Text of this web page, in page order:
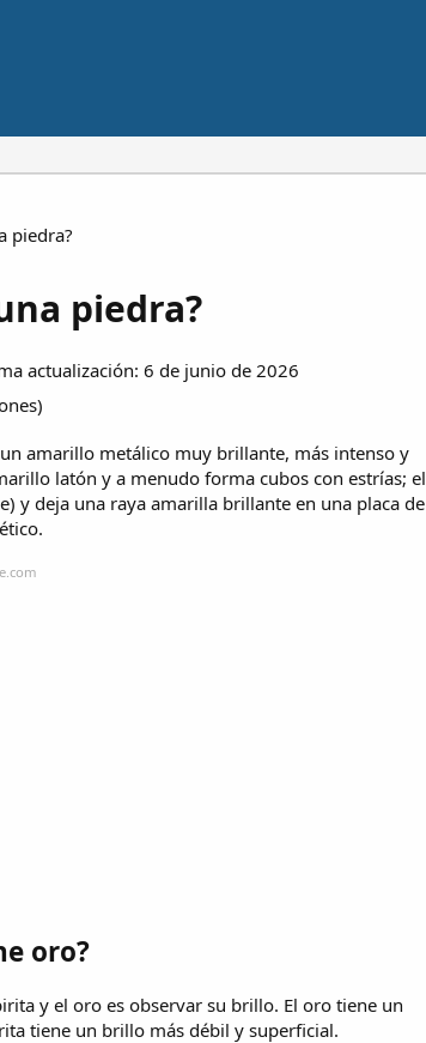
piedra?
piedra?
actualización: 6 de junio de 2026
)
amarillo metálico muy brillante, más intenso y
latón y a menudo forma cubos con estrías; el
y deja una raya amarilla brillante en una placa de
oro?
y el oro es observar su brillo. El oro tiene un
tiene un brillo más débil y superficial.